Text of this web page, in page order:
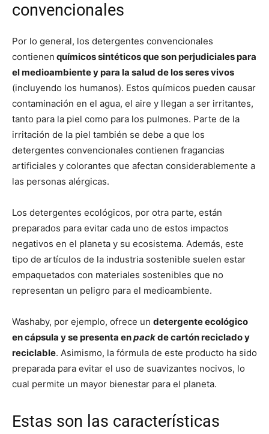
convencionales
Por lo general, los detergentes convencionales
contienen químicos sintéticos que son perjudiciales para
el medioambiente y para la salud de los seres vivos
(incluyendo los humanos). Estos químicos pueden causar
contaminación en el agua, el aire y llegan a ser irritantes,
tanto para la piel como para los pulmones. Parte de la
irritación de la piel también se debe a que los
detergentes convencionales contienen fragancias
artificiales y colorantes que afectan considerablemente a
las personas alérgicas.
Los detergentes ecológicos, por otra parte, están
preparados para evitar cada uno de estos impactos
negativos en el planeta y su ecosistema. Además, este
tipo de artículos de la industria sostenible suelen estar
empaquetados con materiales sostenibles que no
representan un peligro para el medioambiente.
Washaby, por ejemplo, ofrece un detergente ecológico
en cápsula y se presenta enpackde cartón reciclado y
reciclable. Asimismo, la fórmula de este producto ha sido
preparada para evitar el uso de suavizantes nocivos, lo
cual permite un mayor bienestar para el planeta.
Estas son las características